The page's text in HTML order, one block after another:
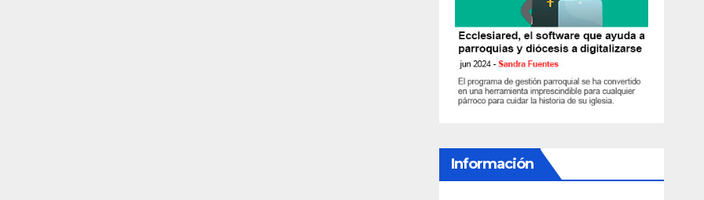
Información